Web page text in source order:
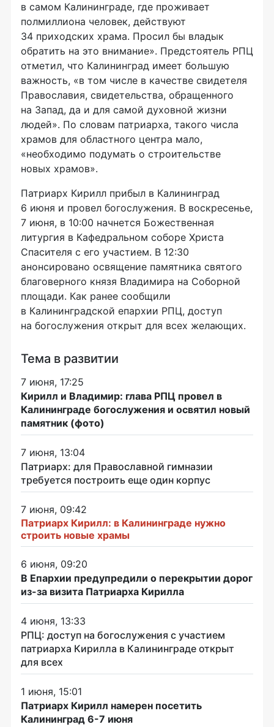
в самом Калининграде, где проживает
полмиллиона человек, действуют
34 приходских храма. Просил бы владык
обратить на это внимание». Предстоятель РПЦ
отметил, что Калининград имеет большую
важность, «в том числе в качестве свидетеля
Православия, свидетельства, обращенного
на Запад, да и для самой духовной жизни
людей». По словам патриарха, такого числа
храмов для областного центра мало,
«необходимо подумать о строительстве
новых храмов».
Патриарх Кирилл прибыл в Калининград
6 июня и провел богослужения. В воскресенье,
7 июня, в 10:00 начнется Божественная
литургия в Кафедральном соборе Христа
Спасителя с его участием. В 12:30
анонсировано освящение памятника святого
благоверного князя Владимира на Соборной
площади. Как ранее сообщили
в Калининградской епархии РПЦ, доступ
на богослужения открыт для всех желающих.
Тема в развитии
7 июня, 17:25
Кирилл и Владимир: глава РПЦ провел в
Калининграде богослужения и освятил новый
памятник (фото)
7 июня, 13:04
Патриарх: для Православной гимназии
требуется построить еще один корпус
7 июня, 09:42
Патриарх Кирилл: в Калининграде нужно
строить новые храмы
6 июня, 09:20
В Епархии предупредили о перекрытии дорог
из-за визита Патриарха Кирилла
4 июня, 13:33
РПЦ: доступ на богослужения с участием
патриарха Кирилла в Калининграде открыт
для всех
1 июня, 15:01
Патриарх Кирилл намерен посетить
Калининград 6-7 июня